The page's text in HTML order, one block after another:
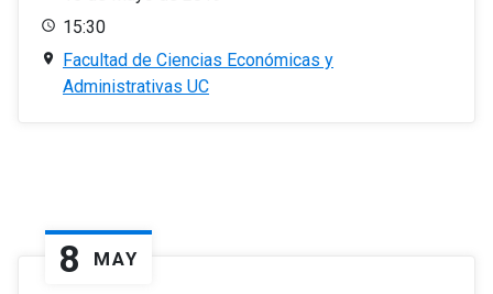
15:30
Facultad de Ciencias Económicas y
Administrativas UC
8 MAY